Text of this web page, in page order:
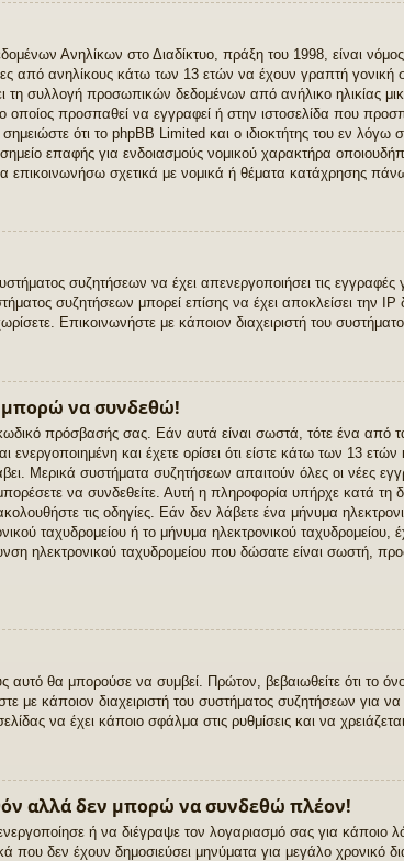
Ανηλίκων στο Διαδίκτυο, πράξη του 1998, είναι νόμος
από ανηλίκους κάτω των 13 ετών να έχουν γραπτή γονική
τη συλλογή προσωπικών δεδομένων από ανήλικο ηλικίας
προσπαθεί να εγγραφεί ή στην ιστοσελίδα που
ότι το phpBB Limited και ο ιδιοκτήτης του εν λόγω
επαφής για ενδοιασμούς νομικού χαρακτήρα
επικοινωνήσω σχετικά με νομικά ή θέματα κατάχρησης
συζητήσεων να έχει απενεργοποιήσει τις
συζητήσεων μπορεί επίσης να έχει αποκλείσει την
Επικοινωνήστε με κάποιον διαχειριστή του
μπορώ να συνδεθώ!
πρόσβασής σας. Εάν αυτά είναι σωστά, τότε ένα από
ενεργοποιημένη και έχετε ορίσει ότι είστε κάτω των 13
Μερικά συστήματα συζητήσεων απαιτούν όλες οι νέες
να συνδεθείτε. Αυτή η πληροφορία υπήρχε κατά τη
τις οδηγίες. Εάν δεν λάβετε ένα μήνυμα
ταχυδρομείου ή το μήνυμα ηλεκτρονικού ταχυδρομείου,
ηλεκτρονικού ταχυδρομείου που δώσατε είναι σωστή,
αυτό θα μπορούσε να συμβεί. Πρώτον, βεβαιωθείτε ότι το
με κάποιον διαχειριστή του συστήματος συζητήσεων για να
να έχει κάποιο σφάλμα στις ρυθμίσεις και να
αλλά δεν μπορώ να συνδεθώ πλέον!
ή να διέγραψε τον λογαριασμό σας για
που δεν έχουν δημοσιεύσει μηνύματα για μεγάλο χρονικό